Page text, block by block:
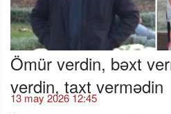
Ömür verdin, bəxt
verdin, taxt vermədin
13 may 2026 12:45